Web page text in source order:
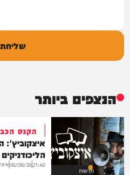
הנצפים ביותר
חדשות
הקנס
איצקוביץ':
הליכודניקים
21:40
06/08/26